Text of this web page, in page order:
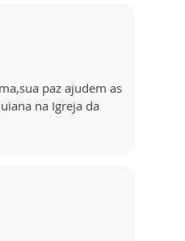
paz ajudem as
na Igreja da